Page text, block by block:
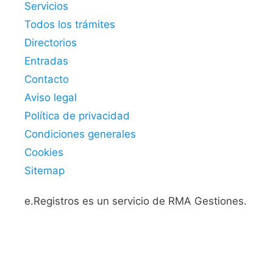
Servicios
Todos los trámites
Directorios
Entradas
Contacto
Aviso legal
Política de privacidad
Condiciones generales
Cookies
Sitemap
e.Registros es un servicio de RMA Gestiones.